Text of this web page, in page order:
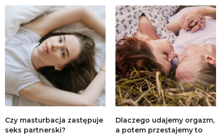
Czy masturbacja zastępuje
seks partnerski?
Dlaczego udajemy orgazm,
a potem przestajemy to